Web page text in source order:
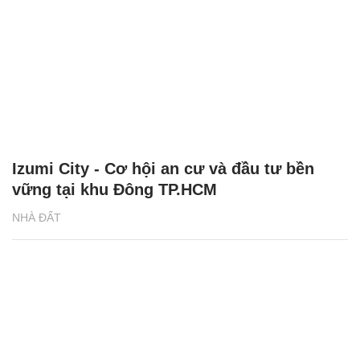
NHÀ ĐẤT
Izumi City - Cơ hội an cư và đầu tư bền
vững tại khu Đông TP.HCM